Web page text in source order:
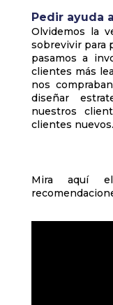
Pedir ayuda
Olvidemos la
sobrevivir para
pasamos a
clientes más
nos
diseñar
nuestros
clientes nuevos.
Mira aquí